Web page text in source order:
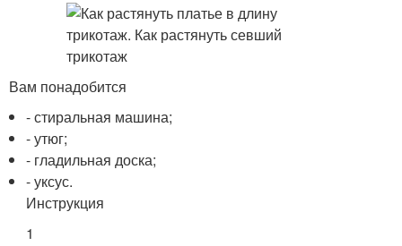
Вам понадобится
- стиральная машина;
- утюг;
- гладильная доска;
- уксус.
Инструкция
1